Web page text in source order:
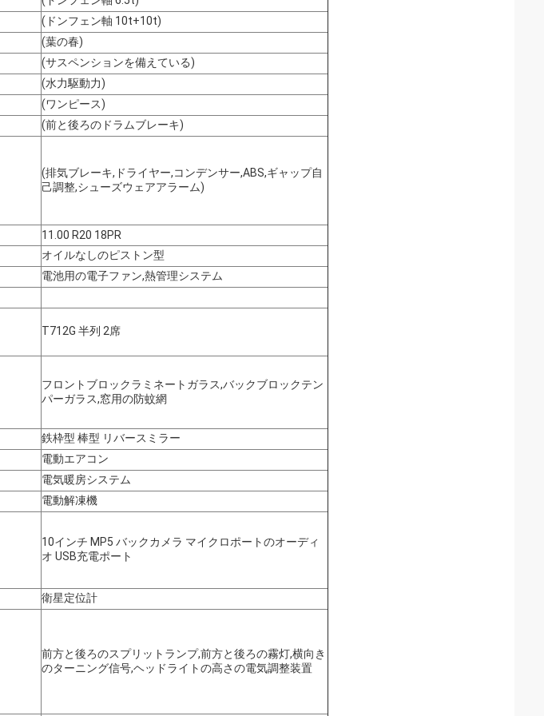
(ドンフェン軸 10t+10t)
(葉の春)
(サスペンションを備えている)
(水力駆動力)
(ワンピース)
(前と後ろのドラムブレーキ)
(排気ブレーキ,ドライヤー,コンデンサー,ABS,ギャップ自
己調整,シューズウェアアラーム)
11.00 R20 18PR
オイルなしのピストン型
電池用の電子ファン,熱管理システム
T712G 半列 2席
フロントブロックラミネートガラス,バックブロックテン
パーガラス,窓用の防蚊網
鉄枠型 棒型 リバースミラー
電動エアコン
電気暖房システム
電動解凍機
10インチ MP5 バックカメラ マイクロポートのオーディ
オ USB充電ポート
衛星定位計
前方と後ろのスプリットランプ,前方と後ろの霧灯,横向き
のターニング信号,ヘッドライトの高さの電気調整装置